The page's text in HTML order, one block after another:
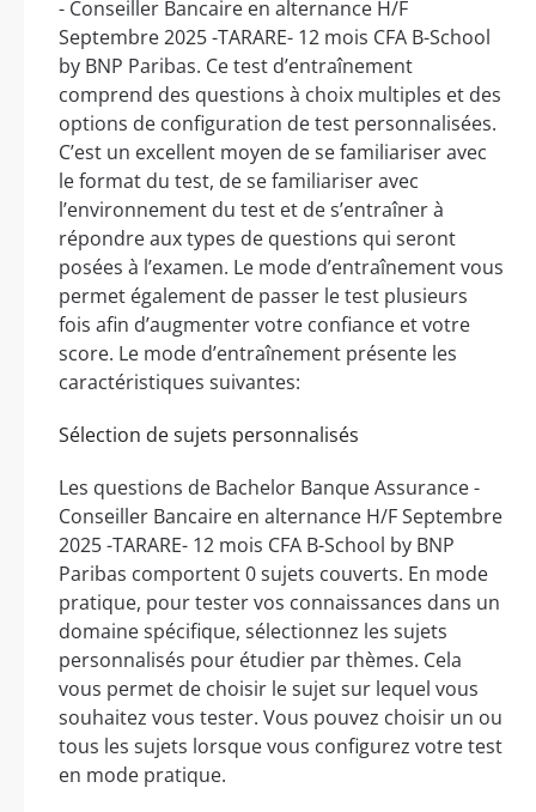
- Conseiller Bancaire en alternance H/F
Septembre 2025 -TARARE- 12 mois CFA B-School
by BNP Paribas. Ce test d’entraînement
comprend des questions à choix multiples et des
options de configuration de test personnalisées.
C’est un excellent moyen de se familiariser avec
le format du test, de se familiariser avec
l’environnement du test et de s’entraîner à
répondre aux types de questions qui seront
posées à l’examen. Le mode d’entraînement vous
permet également de passer le test plusieurs
fois afin d’augmenter votre confiance et votre
score. Le mode d’entraînement présente les
caractéristiques suivantes:
Sélection de sujets personnalisés
Les questions de Bachelor Banque Assurance -
Conseiller Bancaire en alternance H/F Septembre
2025 -TARARE- 12 mois CFA B-School by BNP
Paribas comportent 0 sujets couverts. En mode
pratique, pour tester vos connaissances dans un
domaine spécifique, sélectionnez les sujets
personnalisés pour étudier par thèmes. Cela
vous permet de choisir le sujet sur lequel vous
souhaitez vous tester. Vous pouvez choisir un ou
tous les sujets lorsque vous configurez votre test
en mode pratique.